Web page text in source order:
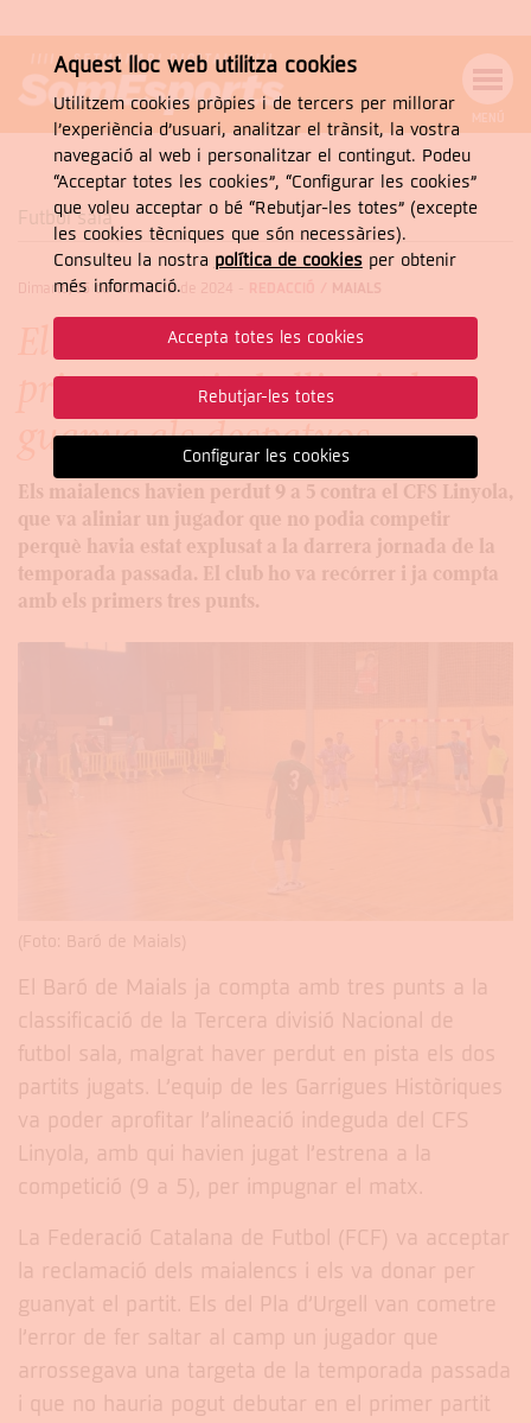
NAVEGACIÓ
MENÚ
Cercar
CERCAR
Futbol sala
Dimarts, 15 de d’octubre de 2024 MAIALS
El Baró de Maials recorre el
primer partit de lliga i el
guanya als despatxos
Els maialencs havien perdut 9 a 5 contra el CFS Linyola,
que va aliniar un jugador que no podia competir
perquè havia estat explusat a la darrera jornada de la
temporada passada. El club ho va recórrer i ja compta
amb els primers tres punts.
(Foto: Baró de Maials)
El Baró de Maials ja compta amb tres punts a la
classificació de la Tercera divisió Nacional de
futbol sala, malgrat haver perdut en pista els dos
partits jugats. L’equip de les Garrigues Històriques
va poder aprofitar l’alineació indeguda del CFS
Linyola, amb qui havien jugat l’estrena a la
competició (9 a 5), per impugnar el matx.
La Federació Catalana de Futbol (FCF) va acceptar
la reclamació dels maialencs i els va donar per
guanyat el partit. Els del Pla d’Urgell van cometre
l’error de fer saltar al camp un jugador que
arrossegava una targeta de la temporada passada
i que no hauria pogut debutar en el primer partit
Aquest lloc web utilitza cookies
Utilitzem cookies pròpies i de tercers per millorar
l’experiència d’usuari, analitzar el trànsit, la vostra
navegació al web i personalitzar el contingut. Podeu
“Acceptar totes les cookies”, “Configurar les cookies”
que voleu acceptar o bé “Rebutjar-les totes” (excepte
les cookies tècniques que són necessàries).
Consulteu la nostra política de cookiesper obtenir
més informació.
Accepta totes les cookies
Rebutjar-les totes
Configurar les cookies